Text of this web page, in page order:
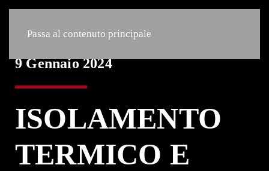
Passa al contenuto principale
9 Gennaio 2024
ISOLAMENTO
TERMICO E